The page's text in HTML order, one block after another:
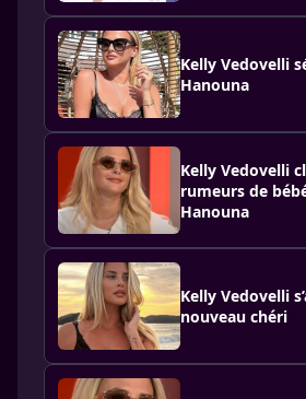
Kelly Vedovelli
Hanouna
Kelly Vedovelli
rumeurs de
Hanouna
Kelly Vedovelli
nouveau chéri